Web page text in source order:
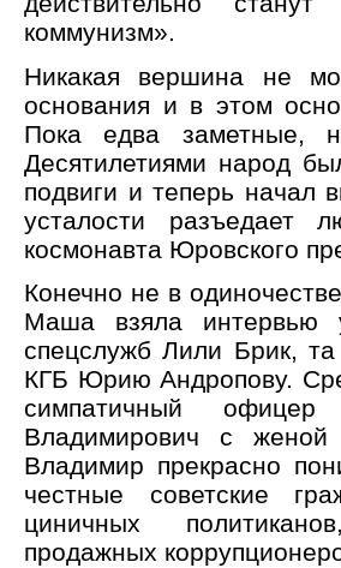
коммунизм».
Никакая вершина не
основания и в этом
Пока едва заметные,
Десятилетиями народ
подвиги и теперь начал
усталости разъедает
космонавта Юровского
Конечно не в
Маша взяла интервью
спецслужб Лили Брик,
КГБ Юрию Андропову.
симпатичный
Владимирович с
Владимир прекрасно
честные советские
циничных
продажных